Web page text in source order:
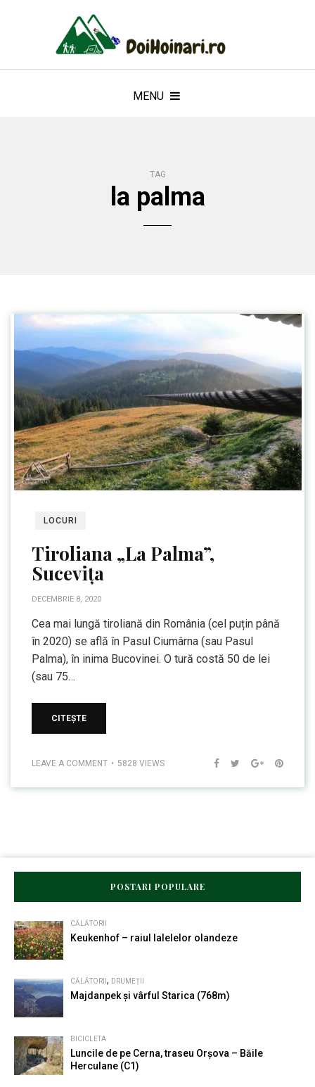
MENU
TAG
la palma
LOCURI
Tiroliana „La Palma”,
Sucevița
DECEMBRIE 8, 2020
Cea mai lungă tiroliană din România (cel puțin până
în 2020) se află în Pasul Ciumârna (sau Pasul
Palma), în inima Bucovinei. O tură costă 50 de lei
(sau 75…
CITEȘTE
LEAVE A COMMENT 5828 VIEWS
POSTARI POPULARE
CĂLĂTORII
Keukenhof – raiul lalelelor olandeze
CĂLĂTORII , DRUMEȚII
Majdanpek și vârful Starica (768m)
BICICLETA
Luncile de pe Cerna, traseu Orșova – Băile
Herculane (C1)